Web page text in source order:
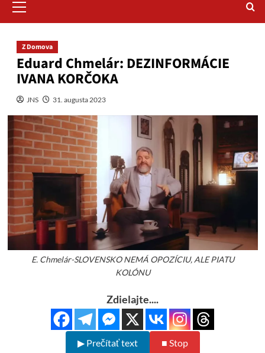
Menu
Z Domova
Eduard Chmelár: DEZINFORMÁCIE
IVANA KORČOKA
JNS 31. augusta 2023
E. Chmelár-SLOVENSKO NEMÁ OPOZÍCIU, ALE PIATU
KOLÓNU
Zdielajte....
▶ Prečítať text ■ Stop